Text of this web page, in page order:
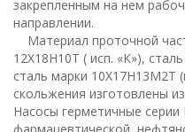
закрепленным на нем
направлении.
Материал проточной
12Х18Н10Т ( исп. «К»),
сталь марки 10Х17Н13М2Т
скольжения изготовлены
Насосы герметичные